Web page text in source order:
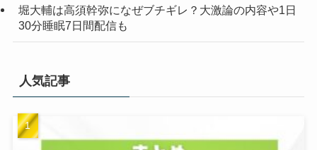
堀大輔は高須幹弥になぜブチギレ？大激論の内容や1日
30分睡眠7日間配信も
人気記事